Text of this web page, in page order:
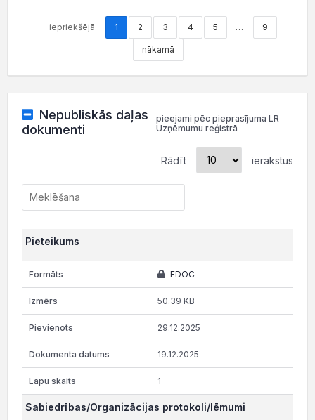
iepriekšējā 1 2 3 4 5 … 9
nākamā
Nepubliskās daļas
dokumenti
pieejami pēc pieprasījuma LR
Uzņēmumu reģistrā
Rādīt ierakstus
Pieteikums
EDOC
50.39 KB
29.12.2025
19.12.2025
1
Sabiedrības/Organizācijas protokoli/lēmumi